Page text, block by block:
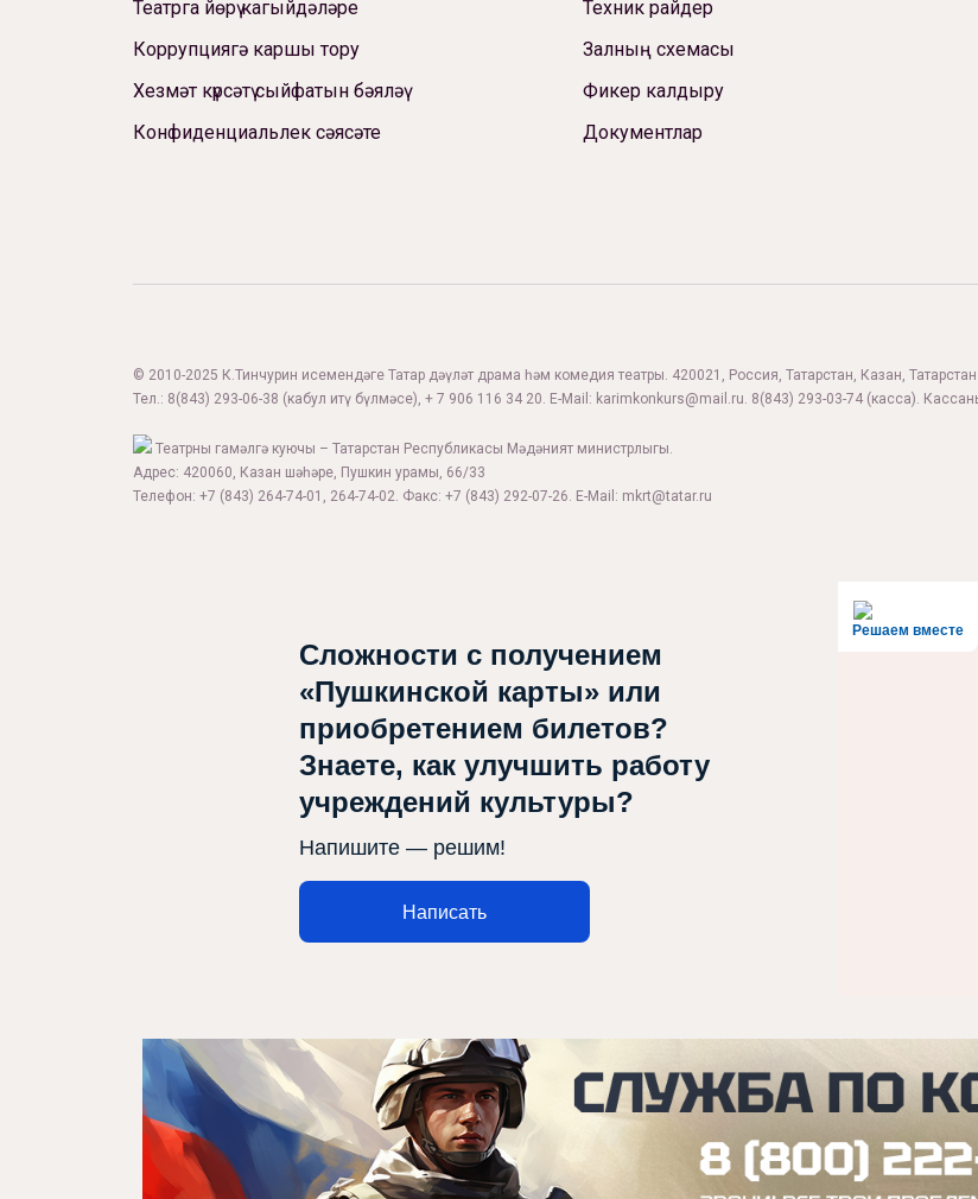
Театр турында
Медиа
Элемтә
Театрга йөрү кагыйдәләре
Коррупциягә каршы тору
Хезмәт күрсәтү сыйфатын бәяләү
Конфиденциальлек сәясәте
Техник райдер
Залның схемасы
Фикер калдыру
Документлар
© 2010-2025 К.Тинчурин исемендәге Татар дәүләт драма һәм комедия театры. 420021, Россия, Татарстан, Казан, Татарстан
Тел.: 8(843) 293-06-38 (кабул итү бүлмәсе), + 7 906 116 34 20. E-Mail: karimkonkurs@mail.ru. 8(843) 293-03-74 (касса).
Театрны гамәлгә куючы – Татарстан Республикасы Мәдәният министрлыгы.
Адрес: 420060, Казан шәһәре, Пушкин урамы, 66/33
Телефон: +7 (843) 264-74-01, 264-74-02. Факс: +7 (843) 292-07-26. E-Mail: mkrt@tatar.ru
Решаем вместе
Сложности с получением
«Пушкинской карты» или
приобретением билетов?
Знаете, как улучшить работу
учреждений культуры?
Напишите — решим!
Написать